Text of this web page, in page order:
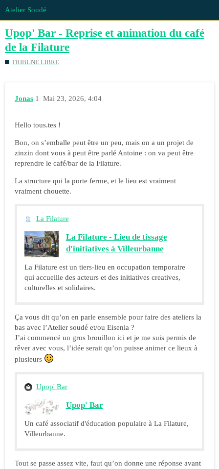
Atelier Soudé
Upop' Bar - Reprise et animation du café
de la Filature
TRIBUNE LIBRE
Jonas Mai 23, 2026, 4:04
1
Hello tous.tes !
Bon, on s’emballe peut être un peu, mais on a un projet de
zinzin dont vous à peut être parlé Antoine : on va peut être
reprendre le café/bar de la Filature.
La structure qui la porte ferme, et le lieu est vraiment
vraiment chouette.
La Filature
La Filature - Lieu de tissage
d'initiatives à Villeurbanne
La Filature est un tiers-lieu en occupation temporaire
qui accueille des acteurs et des initiatives creatives,
culturelles et solidaires.
Ça vous dit qu’on en parle ensemble pour faire des ateliers la
bas avec l’Atelier soudé et/ou Eisenia ?
J’ai commencé un gros brouillon ici et je me suis permis de
rêver avec vous, l’idée serait qu’on puisse animer ce lieux à
plusieurs
Upop' Bar
Upop' Bar
Un café associatif d'éducation populaire à La Filature,
Villeurbanne.
Tout se passe assez vite, faut qu’on donne une réponse avant